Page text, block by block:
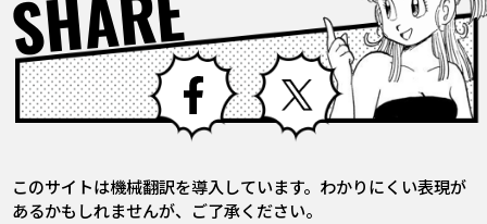
Facebook X
このサイトは機械翻訳を導入しています。わかりにくい表現が
あるかもしれませんが、ご了承ください。